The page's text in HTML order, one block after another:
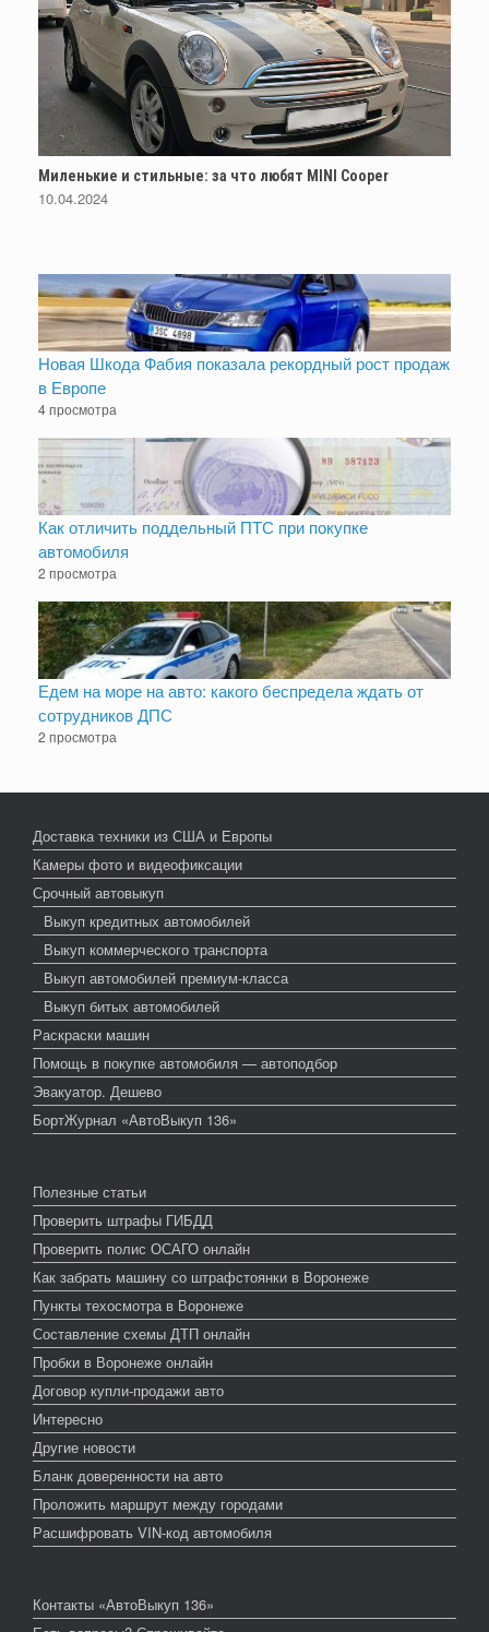
Миленькие и стильные: за что любят MINI Cooper
10.04.2024
Новая Шкода Фабия показала рекордный рост продаж
в Европе
4 просмотра
Как отличить поддельный ПТС при покупке
автомобиля
2 просмотра
Едем на море на авто: какого беспредела ждать от
сотрудников ДПС
2 просмотра
Доставка техники из США и Европы
Камеры фото и видеофиксации
Срочный автовыкуп
Выкуп кредитных автомобилей
Выкуп коммерческого транспорта
Выкуп автомобилей премиум-класса
Выкуп битых автомобилей
Раскраски машин
Помощь в покупке автомобиля — автоподбор
Эвакуатор. Дешево
БортЖурнал «АвтоВыкуп 136»
Полезные статьи
Проверить штрафы ГИБДД
Проверить полис ОСАГО онлайн
Как забрать машину со штрафстоянки в Воронеже
Пункты техосмотра в Воронеже
Составление схемы ДТП онлайн
Пробки в Воронеже онлайн
Договор купли-продажи авто
Интересно
Другие новости
Бланк доверенности на авто
Проложить маршрут между городами
Расшифровать VIN-код автомобиля
Контакты «АвтоВыкуп 136»